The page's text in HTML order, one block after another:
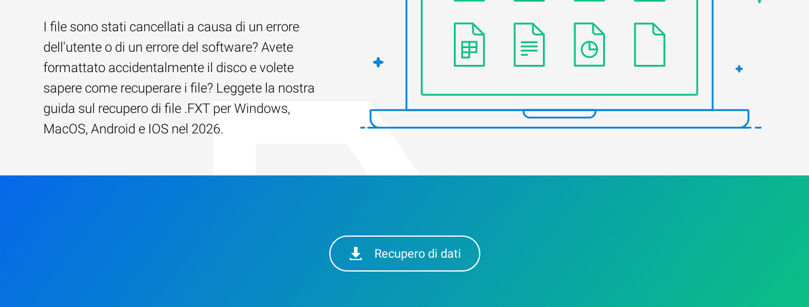
I file sono stati cancellati a causa di un errore
dell'utente o di un errore del software? Avete
formattato accidentalmente il disco e volete
sapere come recuperare i file? Leggete la nostra
guida sul recupero di file .FXT per Windows,
MacOS, Android e IOS nel 2026.
Recupero di dati